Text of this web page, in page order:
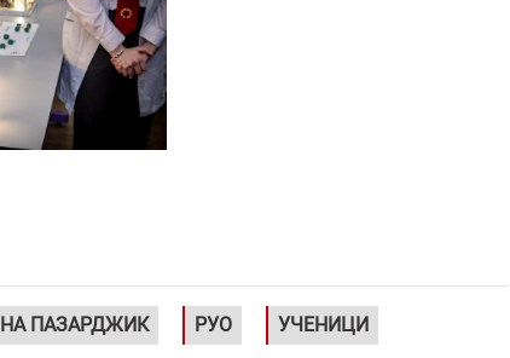
ПАЗАРДЖИК РУО УЧЕНИЦИ